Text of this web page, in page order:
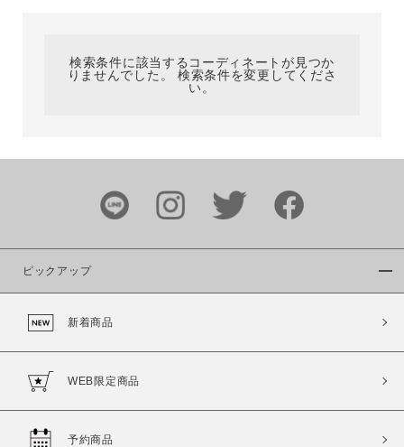
ブランド
カラー
検索条件に該当するコーディネートが見つか
りませんでした。 検索条件を変更してくださ
い。
ピックアップ
新着商品
WEB限定商品
予約商品